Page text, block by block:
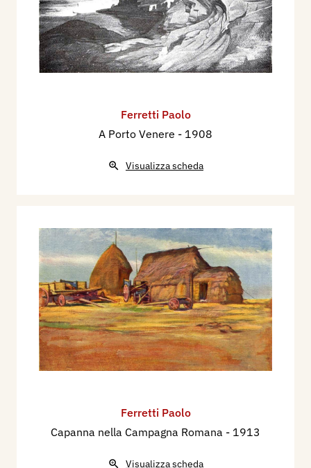
1932 - XVIII Esposizione Internazionale d'Arte
della Città di Venezia, catalogo mostra, p. 89.
Ferretti Paolo
A Porto Venere - 1908
Visualizza scheda
Ferretti Paolo
Capanna nella Campagna Romana - 1913
Visualizza scheda